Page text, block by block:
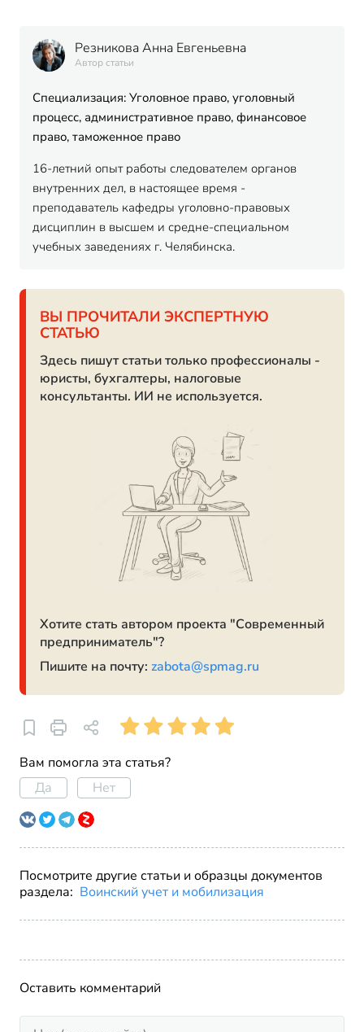
Резникова Анна Евгеньевна
Автор статьи
Специализация: Уголовное право, уголовный
процесс, административное право, финансовое
право, таможенное право
16-летний опыт работы следователем органов
внутренних дел, в настоящее время -
преподаватель кафедры уголовно-правовых
дисциплин в высшем и средне-специальном
учебных заведениях г. Челябинска.
ВЫ ПРОЧИТАЛИ ЭКСПЕРТНУЮ
СТАТЬЮ
Здесь пишут статьи только профессионалы -
юристы, бухгалтеры, налоговые
консультанты. ИИ не используется.
Хотите стать автором проекта "Современный
предприниматель"?
Пишите на почту: zabota@spmag.ru
Вам помогла эта статья?
Да
Нет
Посмотрите другие статьи и образцы документов
раздела: Воинский учет и мобилизация
Оставить комментарий